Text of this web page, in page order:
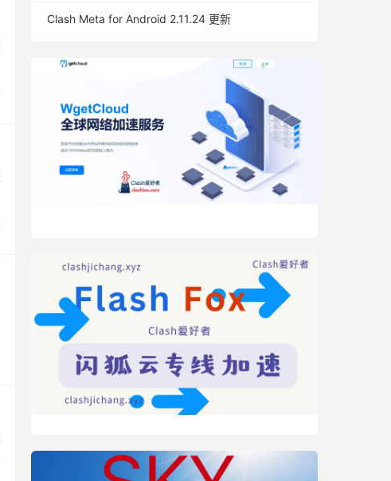
Clash Meta for Android 2.11.24 更新